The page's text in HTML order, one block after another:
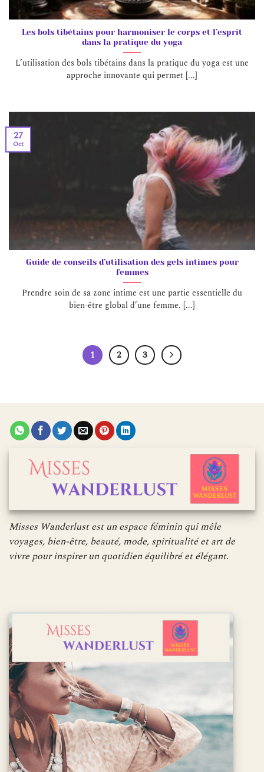
Les bols tibétains pour harmoniser le corps et l’esprit
dans la pratique du yoga
L’utilisation des bols tibétains dans la pratique du yoga est une
approche innovante qui permet [...]
Guide de conseils d’utilisation des gels intimes pour
femmes
Prendre soin de sa zone intime est une partie essentielle du
bien-être global d’une femme. [...]
27
Oct
1 2 3
Misses Wanderlust est un espace féminin qui mêle
voyages, bien-être, beauté, mode, spiritualité et art de
vivre pour inspirer un quotidien équilibré et élégant.